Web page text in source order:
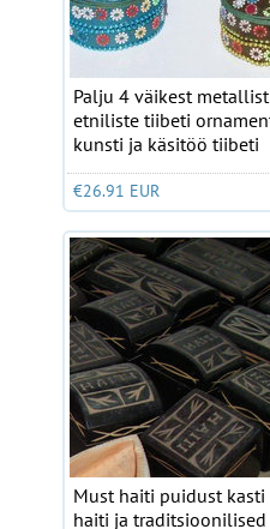
Palju 4 väikest
etniliste tiibeti
kunsti ja käsitöö tiibeti
€26.91 EUR
Must haiti puidust kasti
haiti ja traditsioonilised